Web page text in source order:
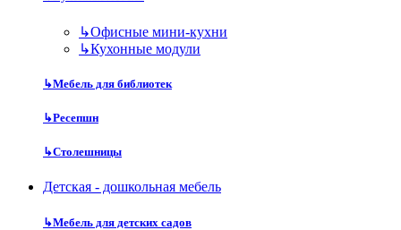
↳Офисные мини-кухни
↳Кухонные модули
↳Мебель для библиотек
↳Ресепшн
↳Столешницы
Детская - дошкольная мебель
↳Мебель для детских садов